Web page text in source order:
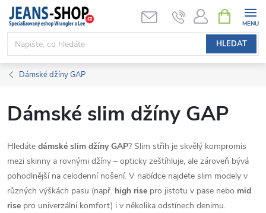
Přejít
obsah
HLEDAT
NÁKUPNÍ
KOŠÍK
Dámské džíny GAP
Dámské slim džíny GAP
Hledáte dámské slim džíny GAP? Slim střih je skvělý kompromis
mezi skinny a rovnými džíny – opticky zeštíhluje, ale zároveň bývá
pohodlnější na celodenní nošení. V nabídce najdete slim modely v
různých výškách pasu (např. high rise pro jistotu v pase nebo mid
rise pro univerzální komfort) i v několika odstínech denimu.